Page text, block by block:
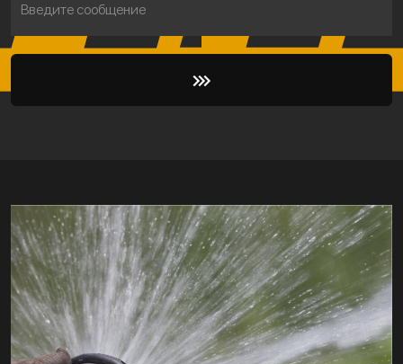
Введите сообщение